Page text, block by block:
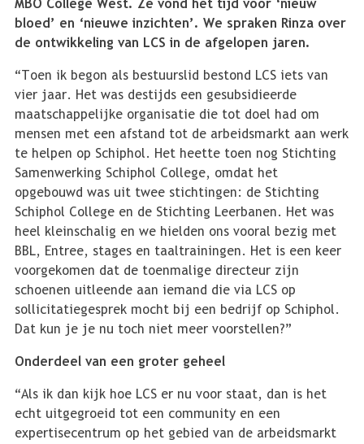
MBO College West. Ze vond het tijd voor ‘nieuw
bloed’ en ‘nieuwe inzichten’. We spraken Rinza over
de ontwikkeling van LCS in de afgelopen jaren.
“Toen ik begon als bestuurslid bestond LCS iets van
vier jaar. Het was destijds een gesubsidieerde
maatschappelijke organisatie die tot doel had om
mensen met een afstand tot de arbeidsmarkt aan werk
te helpen op Schiphol. Het heette toen nog Stichting
Samenwerking Schiphol College, omdat het
opgebouwd was uit twee stichtingen: de Stichting
Schiphol College en de Stichting Leerbanen. Het was
heel kleinschalig en we hielden ons vooral bezig met
BBL, Entree, stages en taaltrainingen. Het is een keer
voorgekomen dat de toenmalige directeur zijn
schoenen uitleende aan iemand die via LCS op
sollicitatiegesprek mocht bij een bedrijf op Schiphol.
Dat kun je je nu toch niet meer voorstellen?”
Onderdeel van een groter geheel
“Als ik dan kijk hoe LCS er nu voor staat, dan is het
echt uitgegroeid tot een community en een
expertisecentrum op het gebied van de arbeidsmarkt